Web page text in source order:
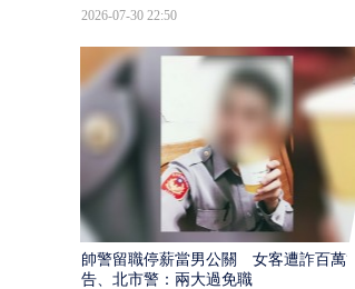
2026-07-30 22:50
帥警留職停薪當男公關 女客遭詐百萬提
告、北市警：兩大過免職